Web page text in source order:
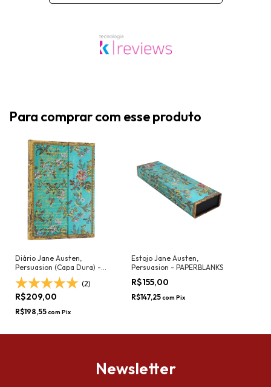
Para comprar com esse produto
Diário Jane Austen,
Persuasion (Capa Dura) -
PAPERBLANKS
(2)
R$209,00
R$198,55com Pix
Estojo Jane Austen,
Persuasion - PAPERBLANKS
R$155,00
R$147,25com Pix
Newsletter